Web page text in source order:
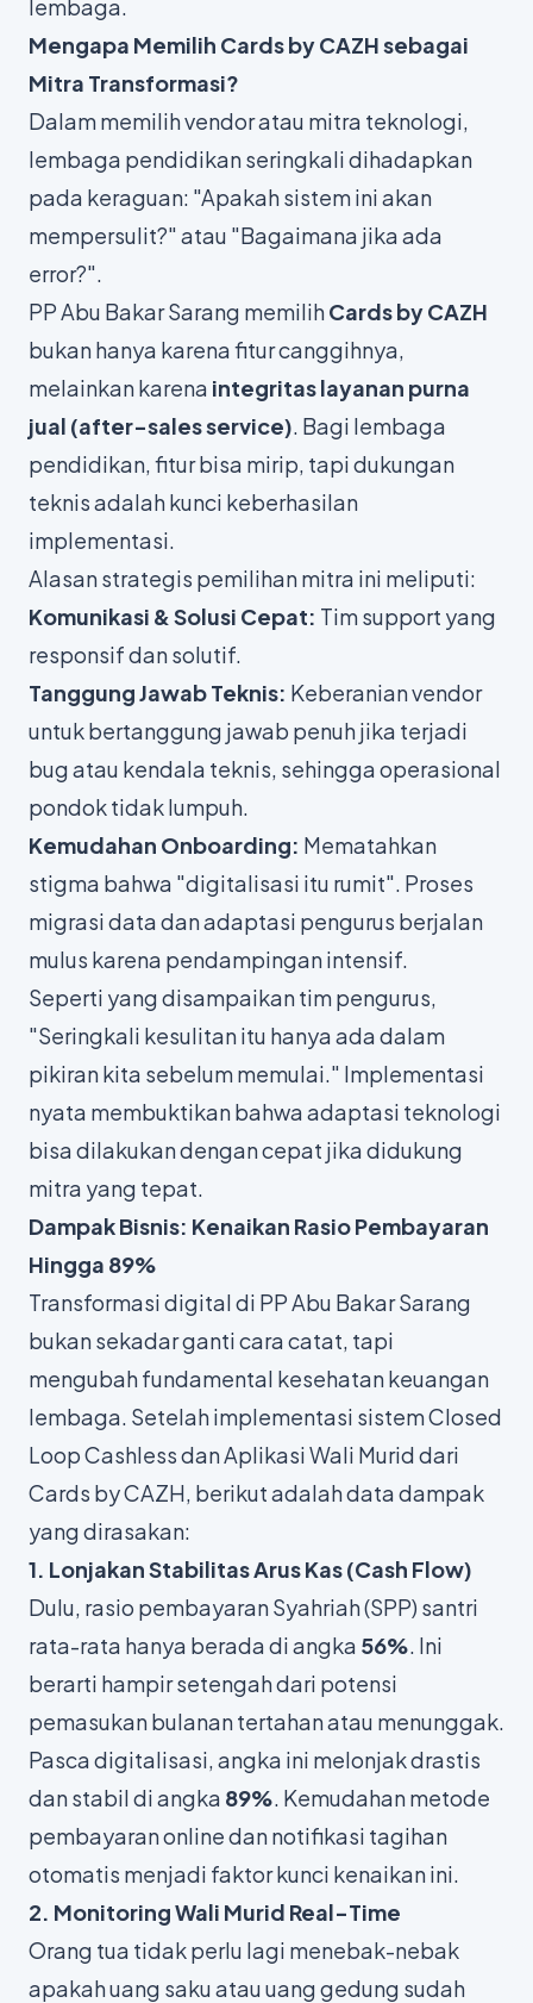
lembaga.
Mengapa Memilih Cards by CAZH sebagai
Mitra Transformasi?
Dalam memilih vendor atau mitra teknologi,
lembaga pendidikan seringkali dihadapkan
pada keraguan: "Apakah sistem ini akan
mempersulit?"atau "Bagaimana jika ada
error?".
PP Abu Bakar Sarang memilihCards by CAZH
bukan hanya karena fitur canggihnya,
melainkan karena integritas layanan purna
jual (after-sales service). Bagi lembaga
pendidikan, fitur bisa mirip, tapi dukungan
teknis adalah kunci keberhasilan
implementasi.
Alasan strategis pemilihan mitra ini meliputi:
Komunikasi & Solusi Cepat: Tim support yang
responsif dan solutif.
Tanggung Jawab Teknis: Keberanian vendor
untuk bertanggung jawab penuh jika terjadi
bugatau kendala teknis, sehingga operasional
pondok tidak lumpuh.
Kemudahan Onboarding: Mematahkan
stigma bahwa "digitalisasi itu rumit". Proses
migrasi data dan adaptasi pengurus berjalan
mulus karena pendampingan intensif.
Seperti yang disampaikan tim pengurus,
"Seringkali kesulitan itu hanya ada dalam
pikiran kita sebelum memulai." Implementasi
nyata membuktikan bahwa adaptasi teknologi
bisa dilakukan dengan cepat jika didukung
mitra yang tepat.
Dampak Bisnis: Kenaikan Rasio Pembayaran
Hingga 89%
Transformasi digital di PP Abu Bakar Sarang
bukan sekadar ganti cara catat, tapi
mengubah fundamental kesehatan keuangan
lembaga. Setelah implementasi sistemClosed
LoopCashless dan Aplikasi Wali Murid dari
Cards by CAZH, berikut adalah data dampak
yang dirasakan:
1. Lonjakan Stabilitas Arus Kas (Cash Flow)
Dulu, rasio pembayaran Syahriah (SPP) santri
rata-rata hanya berada di angka 56%. Ini
berarti hampir setengah dari potensi
pemasukan bulanan tertahan atau menunggak.
Pasca digitalisasi, angka ini melonjak drastis
dan stabil di angka 89%. Kemudahan metode
pembayaran online dan notifikasi tagihan
otomatis menjadi faktor kunci kenaikan ini.
2. Monitoring Wali Murid Real-Time
Orang tua tidak perlu lagi menebak-nebak
apakah uang saku atau uang gedung sudah